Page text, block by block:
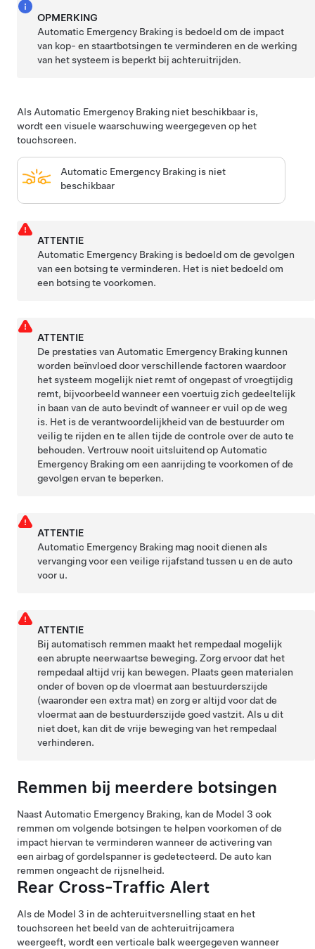
OPMERKING
Automatic Emergency Braking is bedoeld om de impact
van kop- en staartbotsingen te verminderen en de werking
van het systeem is beperkt bij achteruitrijden.
Als Automatic Emergency Braking niet beschikbaar is,
wordt een visuele waarschuwing weergegeven op het
touchscreen.
Automatic Emergency Braking is niet
beschikbaar
ATTENTIE
Automatic Emergency Braking is bedoeld om de gevolgen
van een botsing te verminderen. Het is niet bedoeld om
een botsing te voorkomen.
ATTENTIE
De prestaties van Automatic Emergency Braking kunnen
worden beïnvloed door verschillende factoren waardoor
het systeem mogelijk niet remt of ongepast of vroegtijdig
remt, bijvoorbeeld wanneer een voertuig zich gedeeltelijk
in baan van de auto bevindt of wanneer er vuil op de weg
is. Het is de verantwoordelijkheid van de bestuurder om
veilig te rijden en te allen tijde de controle over de auto te
behouden. Vertrouw nooit uitsluitend op Automatic
Emergency Braking om een aanrijding te voorkomen of de
gevolgen ervan te beperken.
ATTENTIE
Automatic Emergency Braking mag nooit dienen als
vervanging voor een veilige rijafstand tussen u en de auto
voor u.
ATTENTIE
Bij automatisch remmen maakt het rempedaal mogelijk
een abrupte neerwaartse beweging. Zorg ervoor dat het
rempedaal altijd vrij kan bewegen. Plaats geen materialen
onder of boven op de vloermat aan bestuurderszijde
(waaronder een extra mat) en zorg er altijd voor dat de
vloermat aan de bestuurderszijde goed vastzit. Als u dit
niet doet, kan dit de vrije beweging van het rempedaal
verhinderen.
Remmen bij meerdere botsingen
Naast Automatic Emergency Braking, kan de Model 3 ook
remmen om volgende botsingen te helpen voorkomen of de
impact hiervan te verminderen wanneer de activering van
een airbag of gordelspanner is gedetecteerd. De auto kan
remmen ongeacht de rijsnelheid.
Rear Cross-Traffic Alert
Als de Model 3 in de achteruitversnelling staat en het
touchscreen het beeld van de achteruitrijcamera
weergeeft, wordt een verticale balk weergegeven wanneer